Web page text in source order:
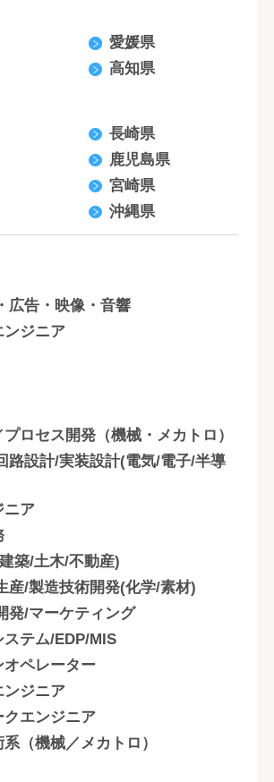
愛媛県
高知県
長崎県
鹿児島県
宮崎県
沖縄県
広告・映像・音響
ンジニア
ロセス開発（機械・メカトロ）
路設計/実装設計(電気/電子/半導
ニア
築/土木/不動産)
産/製造技術開発(化学/素材)
発/マーケティング
テム/EDP/MIS
オペレーター
ンジニア
クエンジニア
（機械／メカトロ）